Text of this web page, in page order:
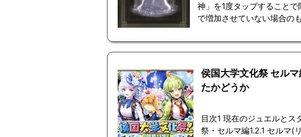
神」を1度タップすること
で増加させていない場合の
侯国大学文化祭 セル
たかどうか
目次1 現在のジュエルとス
祭・セルマ編1.2.1 セルマ(